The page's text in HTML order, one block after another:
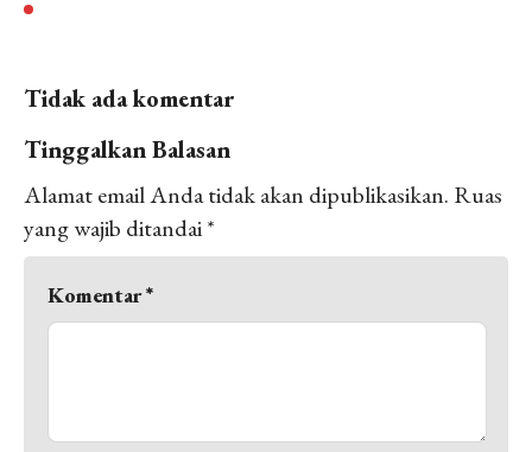
Tidak ada komentar
Tinggalkan Balasan
Alamat email Anda tidak akan dipublikasikan. Ruas
yang wajib ditandai*
Komentar*